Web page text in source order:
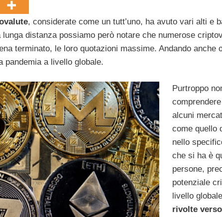
, considerate come un tutt’uno, ha avuto vari alti e
distanza possiamo però notare che numerose
terminato, le loro quotazioni massime. Andando anche
pandemia a livello globale.
Purtroppo
alcuni
come quello
nello
che si ha è
persone,
potenziale
livello
rivolte